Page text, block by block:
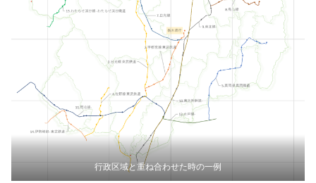
行政区域と重ね合わせた時の一例